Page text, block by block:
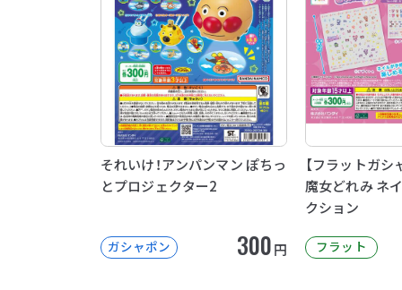
それいけ！アンパンマン ぽちっ
とプロジェクター2
ガシャポン 300円
【フラットガシ
魔女どれみ ネ
クション
フラット